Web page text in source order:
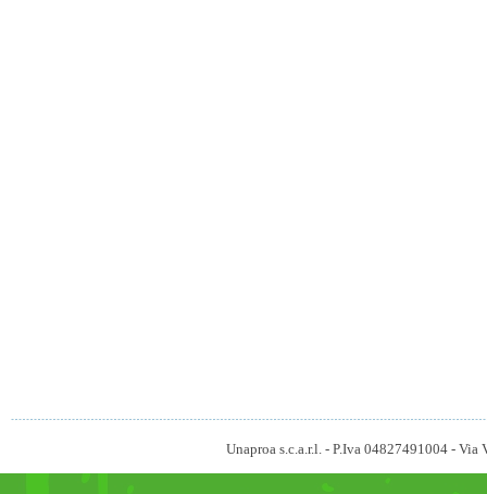
Unaproa s.c.a.r.l. - P.Iva 04827491004 -